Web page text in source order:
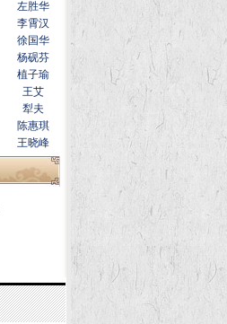
左胜华
李霄汉
徐国华
杨砚芬
植子瑜
王艾
犁夫
陈惠琪
王晓峰